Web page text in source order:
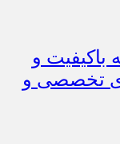
باکیفیت و
تخصصی و